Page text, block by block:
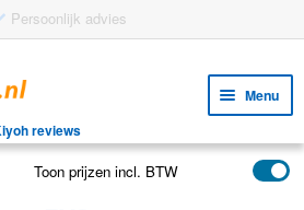
Menu
reviews
Toon prijzen incl. BTW